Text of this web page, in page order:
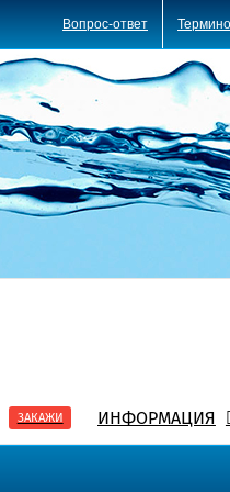
Вопрос-ответ
ЗАКАЖИ ИНФОРМАЦИЯ